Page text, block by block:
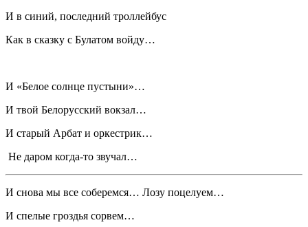
И в синий, последний троллейбус
Как в сказку с Булатом войду…
И «Белое солнце пустыни»…
И твой Белорусский вокзал…
И старый Арбат и оркестрик…
Не даром когда-то звучал…
И снова мы все соберемся… Лозу поцелуем…
И спелые гроздья сорвем…